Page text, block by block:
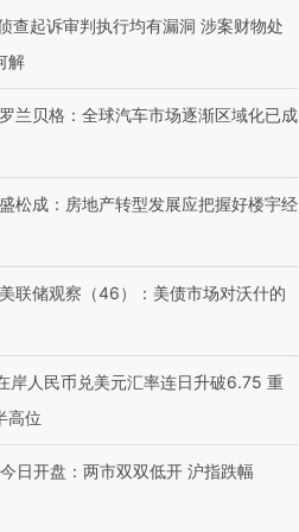
查起诉审判执行均有漏洞 涉案财物处
解
罗兰贝格：全球汽车市场逐渐区域化已成
盛松成：房地产转型发展应把握好楼宇经
美联储观察（46）：美债市场对沃什的
岸人民币兑美元汇率连日升破6.75 重
高位
今日开盘：两市双双低开 沪指跌幅